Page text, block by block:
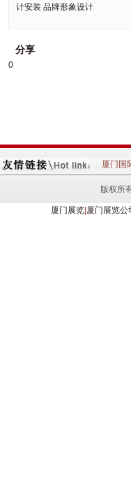
计安装 品牌形象设计
分享
0
厦门国
版权所
厦门展览 厦门展览公